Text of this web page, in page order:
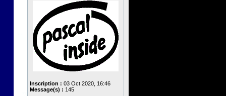
Inscription : 03 Oct 2020, 16:46
Message(s) : 145